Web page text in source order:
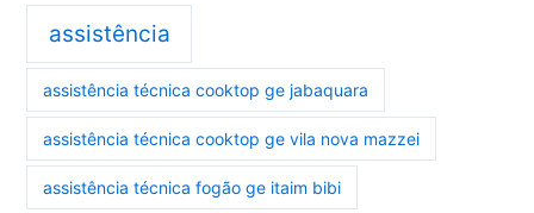
assistência
assistência técnica cooktop ge jabaquara
assistência técnica cooktop ge vila nova mazzei
assistência técnica fogão ge itaim bibi